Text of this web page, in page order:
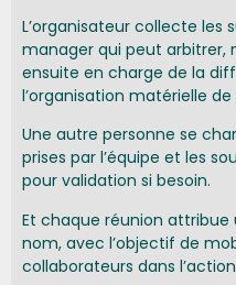
L’organisateur collecte les
manager qui peut arbitrer,
ensuite en charge de la
l’organisation matérielle
Une autre personne se
prises par l’équipe et les
pour validation si besoin.
Et chaque réunion
nom, avec l’objectif de
collaborateurs dans